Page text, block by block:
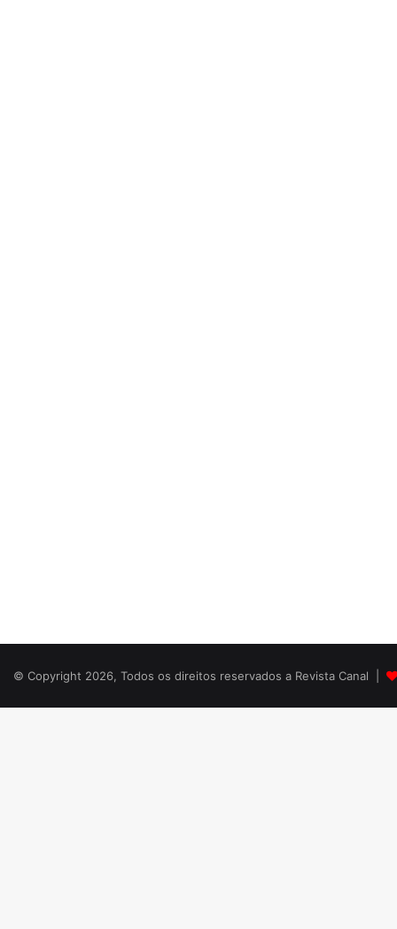
© Copyright 2026, Todos os direitos reservados a Revista Canal |